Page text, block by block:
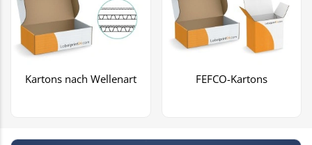
Kartons nach Wellenart FEFCO-Kartons